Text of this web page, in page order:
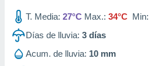
T. Media: 27°C Max.: 34°C Min:
Días de lluvia: 3 días
Acum. de lluvia: 10 mm